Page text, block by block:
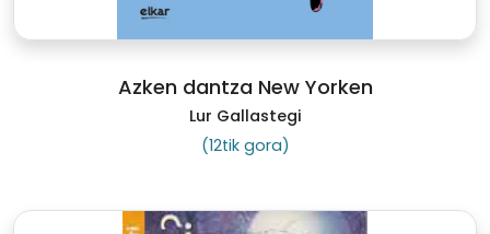
Azken dantza New Yorken
Lur Gallastegi
(12tik gora)